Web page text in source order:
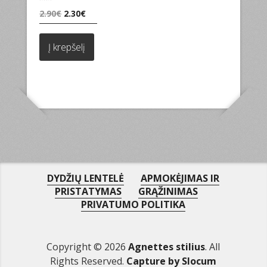
2.90€ Original
price
was:
2.90€.
2.30€Current
price
is:
Į krepšelį
DYDŽIŲ LENTELĖ
APMOKĖJIMAS IR
PRISTATYMAS
GRĄŽINIMAS
PRIVATUMO POLITIKA
Copyright © 2026Agnettes stilius. All
Rights Reserved. Capture by Slocum